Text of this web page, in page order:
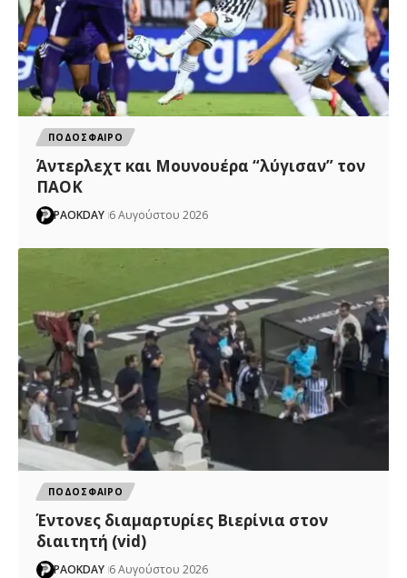
ΠΟΔΟΣΦΑΙΡΟ
Άντερλεχτ και Μουνουέρα “λύγισαν” τον
ΠΑΟΚ
PAOKDAY 6 Αυγούστου 2026
ΠΟΔΟΣΦΑΙΡΟ
Έντονες διαμαρτυρίες Βιερίνια στον
διαιτητή (vid)
PAOKDAY 6 Αυγούστου 2026